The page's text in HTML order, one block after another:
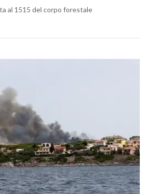
al 1515 del corpo forestale